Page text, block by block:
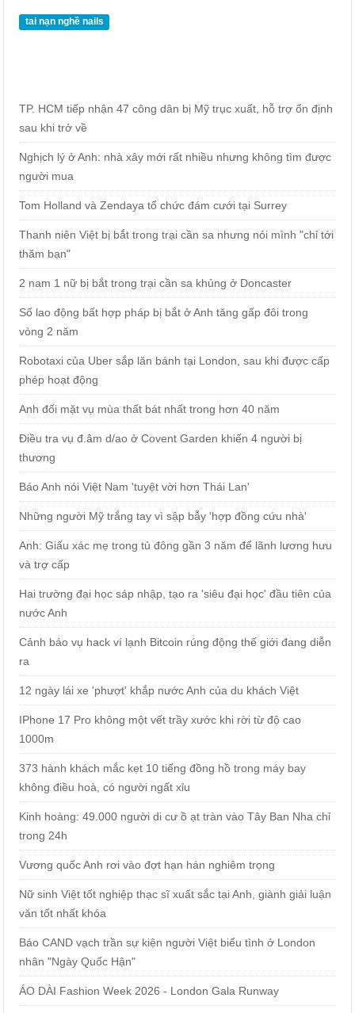
tai nạn nghề nails
TP. HCM tiếp nhận 47 công dân bị Mỹ trục xuất, hỗ trợ ổn định
sau khi trở về
Nghịch lý ở Anh: nhà xây mới rất nhiều nhưng không tìm được
người mua
Tom Holland và Zendaya tổ chức đám cưới tại Surrey
Thanh niên Việt bị bắt trong trại cần sa nhưng nói mình "chỉ tới
thăm bạn"
2 nam 1 nữ bị bắt trong trại cần sa khủng ở Doncaster
Số lao động bất hợp pháp bị bắt ở Anh tăng gấp đôi trong
vòng 2 năm
Robotaxi của Uber sắp lăn bánh tại London, sau khi được cấp
phép hoạt động
Anh đối mặt vụ mùa thất bát nhất trong hơn 40 năm
Điều tra vụ đ.âm d/ao ở Covent Garden khiến 4 người bị
thương
Báo Anh nói Việt Nam 'tuyệt vời hơn Thái Lan'
Những người Mỹ trắng tay vì sập bẫy 'hợp đồng cứu nhà'
Anh: Giấu xác mẹ trong tủ đông gần 3 năm để lãnh lương hưu
và trợ cấp
Hai trường đại học sáp nhập, tạo ra 'siêu đại học' đầu tiên của
nước Anh
Cảnh báo vụ hack ví lạnh Bitcoin rúng động thế giới đang diễn
ra
12 ngày lái xe 'phượt' khắp nước Anh của du khách Việt
IPhone 17 Pro không một vết trầy xước khi rời từ độ cao
1000m
373 hành khách mắc kẹt 10 tiếng đồng hồ trong máy bay
không điều hoà, có người ngất xỉu
Kinh hoàng: 49.000 người di cư ồ ạt tràn vào Tây Ban Nha chỉ
trong 24h
Vương quốc Anh rơi vào đợt hạn hán nghiêm trọng
Nữ sinh Việt tốt nghiệp thạc sĩ xuất sắc tại Anh, giành giải luận
văn tốt nhất khóa
Báo CAND vạch trần sự kiện người Việt biểu tình ở London
nhân "Ngày Quốc Hận"
ÁO DÀI Fashion Week 2026 - London Gala Runway